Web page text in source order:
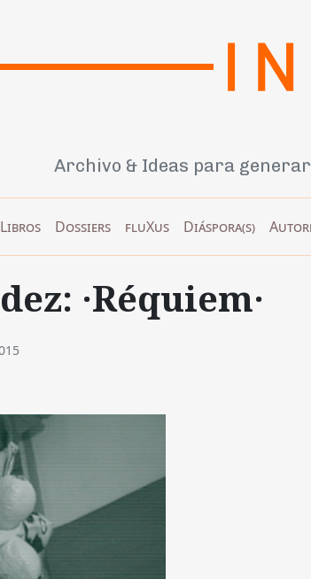
Archivo & Ideas para
Libros Dossiers fluXus Diáspora(s)
·Réquiem·